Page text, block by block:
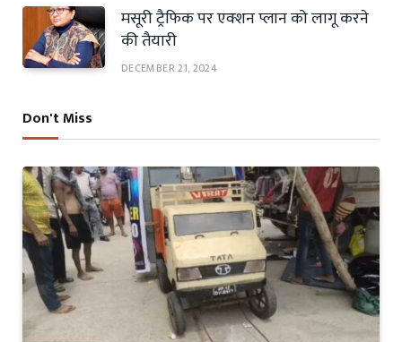
मसूरी ट्रैफिक पर एक्शन प्लान को लागू करने
की तैयारी
DECEMBER 21, 2024
Don't Miss